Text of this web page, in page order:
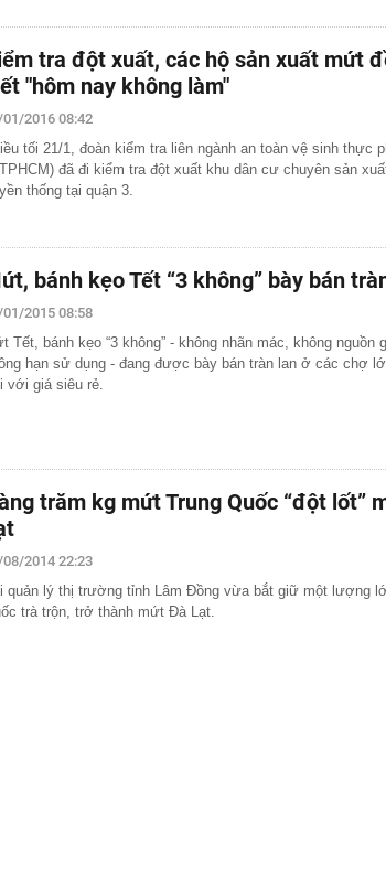
thông qua dự luật áp thuế lên tới 100% với nước mua
xảy ra với Bamboo Airways?
thị sinh thái 2 tỷ USD có 11km ven sông khiến MC Mai
ngay trên sóng livestream
nước ngọt thuộc dạng hiếm ở tỉnh miền Trung: Từng
biển, nước chuyển từ mặn sang ngọt
Tân Sơn Nhất liên tiếp tìm, trao trả tài sản hành
trị giá hơn 2,5 tỷ đồng
Hiệp, công an khởi tố chủ shop Nguyễn Thị Hương
tra đột xuất, các hộ sản xuất mứt
"hôm nay không làm"
2016 08:42
tối 21/1, đoàn kiểm tra liên ngành an toàn vệ sinh thực
đã đi kiểm tra đột xuất khu dân cư chuyên sản
thống tại quận 3.
bánh kẹo Tết “3 không” bày bán
2015 08:58
Tết, bánh kẹo “3 không” - không nhãn mác, không nguồn
hạn sử dụng - đang được bày bán tràn lan ở các chợ
với giá siêu rẻ.
trăm kg mứt Trung Quốc “đột lốt”
08/2014 22:23
quản lý thị trường tỉnh Lâm Đồng vừa bắt giữ một lượng
trà trộn, trở thành mứt Đà Lạt.